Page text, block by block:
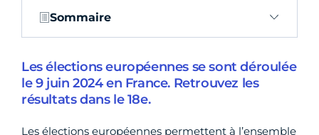
Sommaire
Les élections européennes se sont déroulée
le 9 juin 2024 en France. Retrouvez les
résultats dans le 18e.
Les élections européennes permettent à l’ensemble